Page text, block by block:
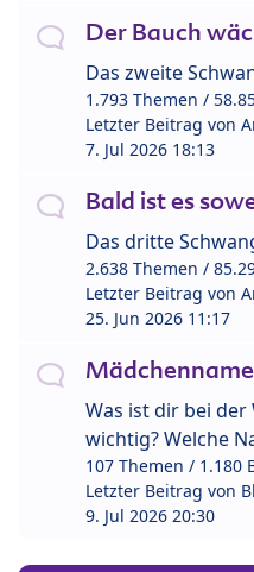
Der Bauch
Das zweite
1.793 Themen /
Letzter Beitrag von
7. Jul 2026 18:13
Bald ist es
Das dritte
2.638 Themen /
Letzter Beitrag von
25. Jun 2026 11:17
Was ist dir bei der
wichtig? Welche
107 Themen / 1.180
Letzter Beitrag von
9. Jul 2026 20:30